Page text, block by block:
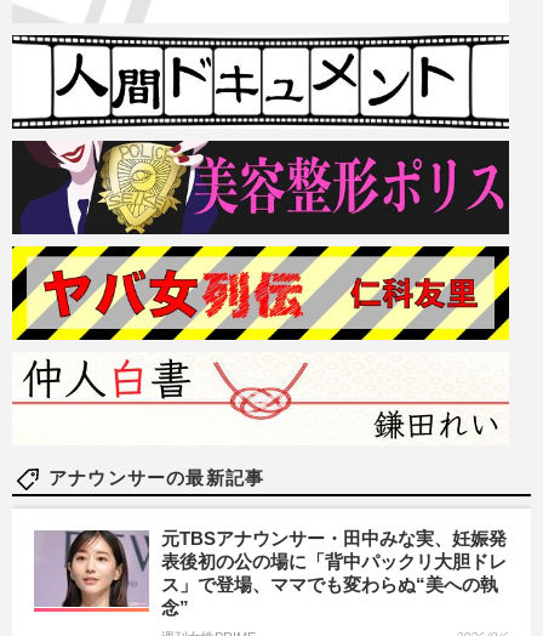
アナウンサーの最新記事
元TBSアナウンサー・田中みな実、妊娠発
表後初の公の場に「背中パックリ大胆ドレ
ス」で登場、ママでも変わらぬ“美への執
念”